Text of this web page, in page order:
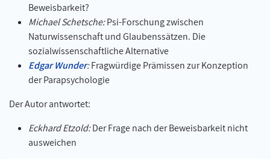
Beweisbarkeit?
Michael Schetsche:Psi-Forschung zwischen
Naturwissenschaft und Glaubenssätzen. Die
sozialwissenschaftliche Alternative
Edgar Wunder:Fragwürdige Prämissen zur Konzeption
der Parapsychologie
Der Autor antwortet:
Eckhard Etzold:Der Frage nach der Beweisbarkeit nicht
ausweichen